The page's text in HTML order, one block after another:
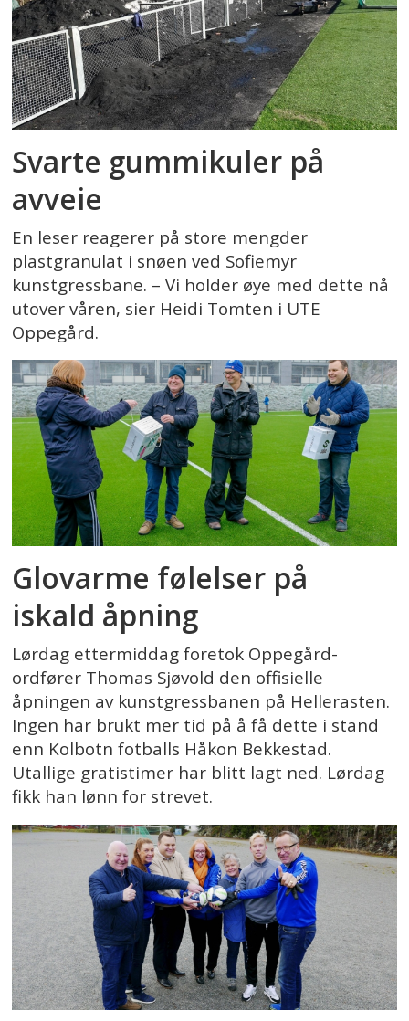
Svarte gummikuler på
avveie
En leser reagerer på store mengder
plastgranulat i snøen ved Sofiemyr
kunstgressbane. – Vi holder øye med dette nå
utover våren, sier Heidi Tomten i UTE
Oppegård.
Glovarme følelser på
iskald åpning
Lørdag ettermiddag foretok Oppegård-
ordfører Thomas Sjøvold den offisielle
åpningen av kunstgressbanen på Hellerasten.
Ingen har brukt mer tid på å få dette i stand
enn Kolbotn fotballs Håkon Bekkestad.
Utallige gratistimer har blitt lagt ned. Lørdag
fikk han lønn for strevet.